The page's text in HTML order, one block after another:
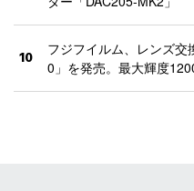
10
フジフイルム、レンズ
0」を発売。最大輝度